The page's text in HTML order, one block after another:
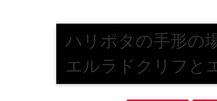
ハリポタの手形の
エルラドクリフと